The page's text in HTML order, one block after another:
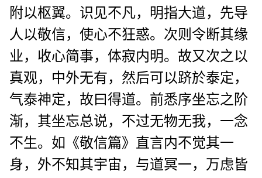
附以枢翼。识见不凡，明指大道，先导
人以敬信，使心不狂惑。次则令断其缘
业，收心简事，体寂内明。故又次之以
真观，中外无有，然后可以跻於泰定，
气泰神定，故曰得道。前悉序坐忘之阶
渐，其坐忘总说，不过无物无我，一念
不生。如《敬信篇》直言内不觉其一
身，外不知其宇宙，与道冥一，万虑皆